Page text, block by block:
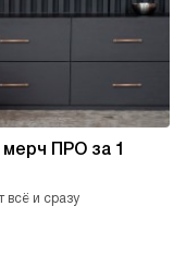
мерч ПРО за 1
всё и сразу